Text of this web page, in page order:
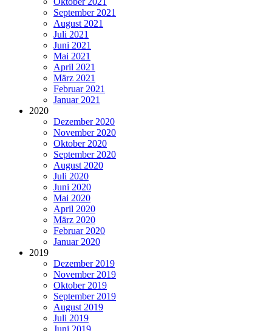
September 2021
August 2021
Juli 2021
Juni 2021
Mai 2021
April 2021
März 2021
Februar 2021
Januar 2021
2020
Dezember 2020
November 2020
Oktober 2020
September 2020
August 2020
Juli 2020
Juni 2020
Mai 2020
April 2020
März 2020
Februar 2020
Januar 2020
2019
Dezember 2019
November 2019
Oktober 2019
September 2019
August 2019
Juli 2019
Juni 2019